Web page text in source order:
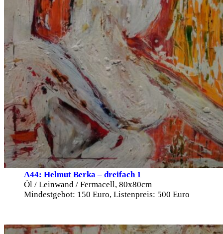
A44: Helmut Berka – dreifach 1
Öl / Leinwand / Fermacell, 80x80cm
Mindestgebot: 150 Euro, Listenpreis: 500 Euro